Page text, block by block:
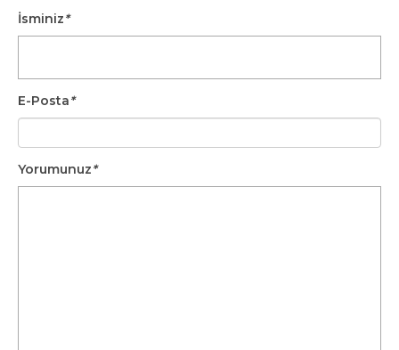
İsminiz*
E-Posta*
Yorumunuz*